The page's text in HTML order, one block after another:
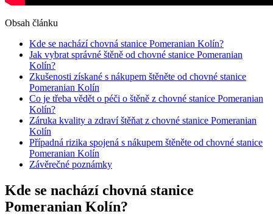
Obsah článku
Kde se nachází chovná stanice ⁤Pomeranian Kolín?
Jak vybrat správné štěně od chovné stanice Pomeranian
Kolín?
Zkušenosti získané​ s nákupem štěněte od chovné stanice
Pomeranian Kolín
Co je třeba vědět o péči o štěně z ⁤chovné stanice Pomeranian
Kolín?
Záruka kvality‍ a⁣ zdraví štěňat ⁣z ⁢chovné stanice Pomeranian
Kolín
Případná rizika spojená ⁤s nákupem štěněte od chovné stanice
Pomeranian Kolín
Závěrečné poznámky
Kde se nachází chovná stanice
⁤Pomeranian Kolín?